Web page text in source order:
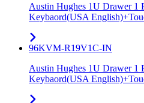
Austin Hughes 1U Drawer
Keybaord(USA
96KVM-R19V1C-IN
Austin Hughes 1U Drawer
Keybaord(USA